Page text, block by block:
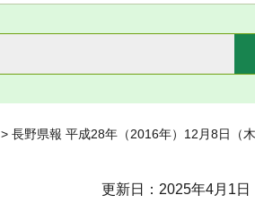
> 長野県報 平成28年（2016年）12月8日（
更新日：2025年4月1日